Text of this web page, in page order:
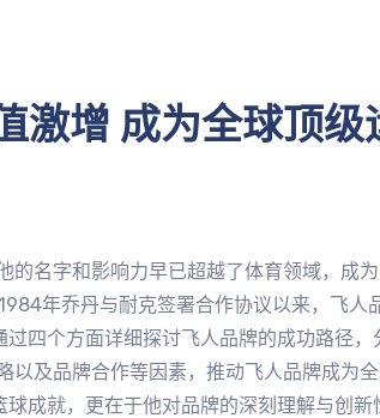
激增 成为全球顶级
的名字和影响力早已超越了体育领域，成
年乔丹与耐克签署合作协议以来，飞人
四个方面详细探讨飞人品牌的成功路径，
以及品牌合作等因素，推动飞人品牌成为
成就，更在于他对品牌的深刻理解与创新